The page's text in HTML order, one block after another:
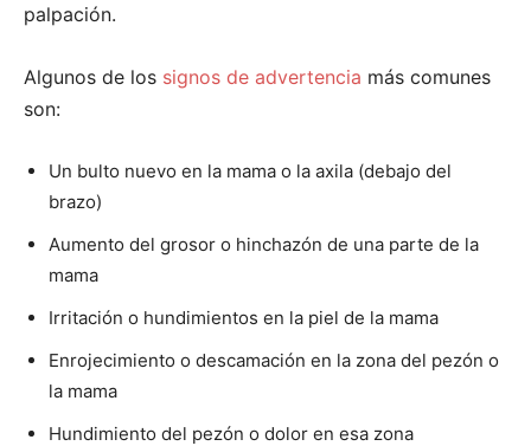
palpación.
Algunos de los signos de advertencia más comunes
son:
Un bulto nuevo en la mama o la axila (debajo del
brazo)
Aumento del grosor o hinchazón de una parte de la
mama
Irritación o hundimientos en la piel de la mama
Enrojecimiento o descamación en la zona del pezón o
la mama
Hundimiento del pezón o dolor en esa zona